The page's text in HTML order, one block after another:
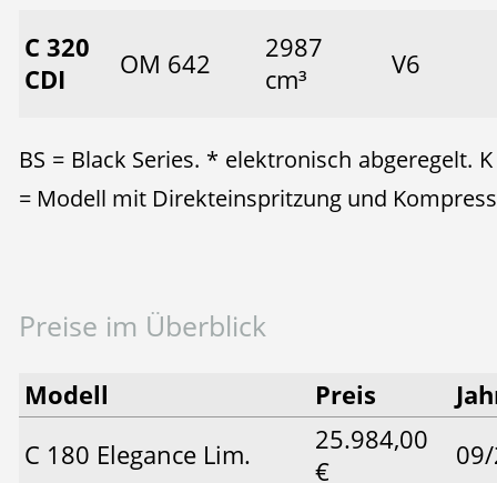
C 320
CDI
OM 642
2987
cm³
V6
BS = Black Series. * elektronisch abgeregelt.
= Modell mit Direkteinspritzung und
Preise im Überblick
Modell Preis
C 180 Elegance Lim.
25.984,00
€